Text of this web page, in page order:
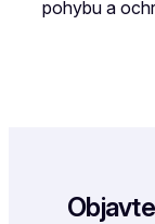
pohybu a